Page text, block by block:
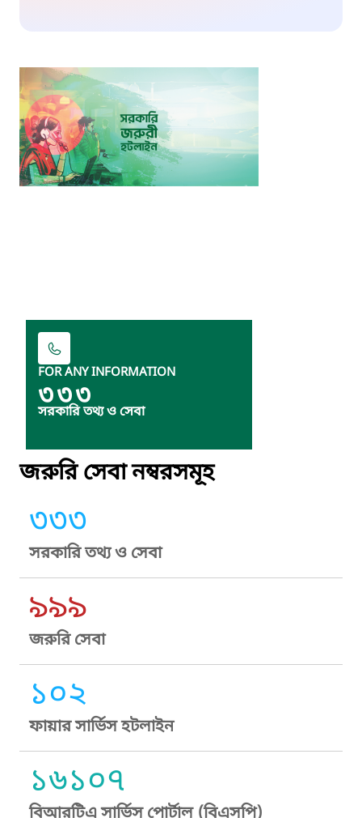
FOR ANY INFORMATION
৩৩৩
সরকারি তথ্য ও সেবা
জরুরি সেবা নম্বরসমূহ
৩৩৩
সরকারি তথ্য ও সেবা
৯৯৯
জরুরি সেবা
১০২
ফায়ার সার্ভিস হটলাইন
১৬১০৭
বিআরটিএ সার্ভিস পোর্টাল (বিএসপি)